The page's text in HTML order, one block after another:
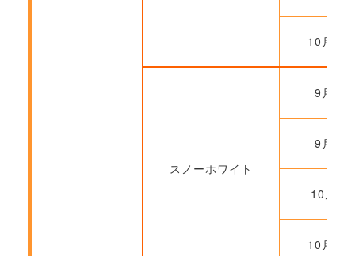
10月20
スノーホワイト
9月22
9月29
10月6
10月20